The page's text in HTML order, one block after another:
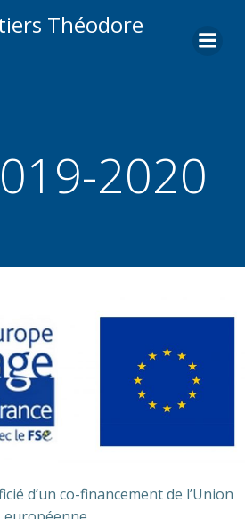
au
Théodore
2020
d’un co-financement de l’Union